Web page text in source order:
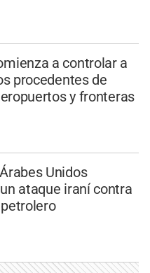
a controlar a
procedentes de
y fronteras
Unidos
ataque iraní contra